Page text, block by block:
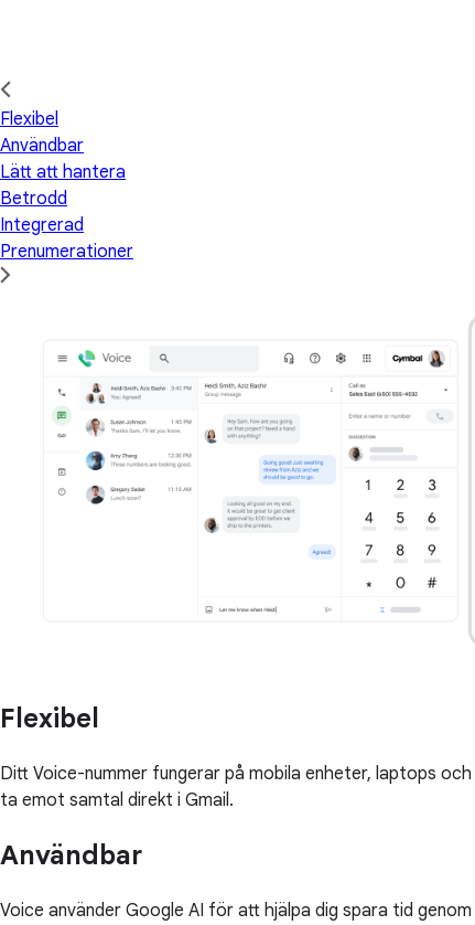
Flexibel
Användbar
Lätt att hantera
Betrodd
Integrerad
Prenumerationer
Flexibel
Ditt Voice-nummer fungerar på mobila enheter, laptops
ta emot samtal direkt i Gmail.
Användbar
Voice använder Google AI för att hjälpa dig spara tid